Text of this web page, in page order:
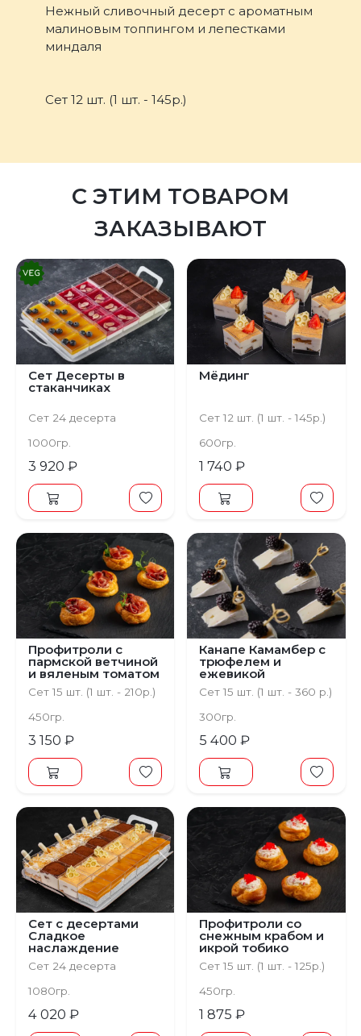
Нежный сливочный десерт с ароматным
малиновым топпингом и лепестками
миндаля
Сет 12 шт. (1 шт. - 145р.)
С ЭТИМ ТОВАРОМ
ЗАКАЗЫВАЮТ
Предыдущий Следующий
Сет Десерты в
стаканчиках
Сет 24 десерта
1000гр.
3 920 ₽
Мёдинг
Сет 12 шт. (1 шт. - 145р.)
600гр.
1 740 ₽
Профитроли с
пармской ветчиной
и вяленым томатом
Сет 15 шт. (1 шт. - 210р.)
450гр.
3 150 ₽
Канапе Камамбер с
трюфелем и
ежевикой
Сет 15 шт. (1 шт. - 360 р.)
300гр.
5 400 ₽
Предыдущий Следующий
Сет с десертами
Сладкое
наслаждение
Сет 24 десерта
1080гр.
4 020 ₽
Профитроли со
снежным крабом и
икрой тобико
Сет 15 шт. (1 шт. - 125р.)
450гр.
1 875 ₽